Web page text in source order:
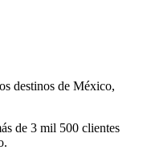
destinos de México,
de 3 mil 500 clientes